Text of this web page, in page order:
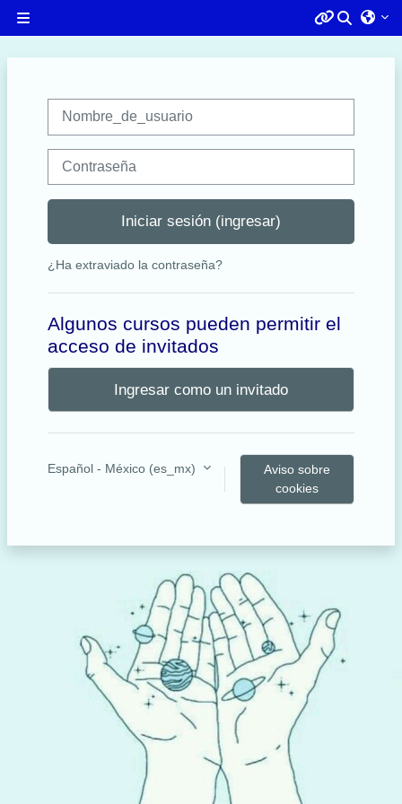
Menú 1
IZAZAGA
Iniciar sesión (ingresar)
¿Ha extraviado la contraseña?
Algunos cursos pueden permitir el
acceso de invitados
Ingresar como un invitado
Español - México ‎(es_mx)‎
Aviso sobre
cookies